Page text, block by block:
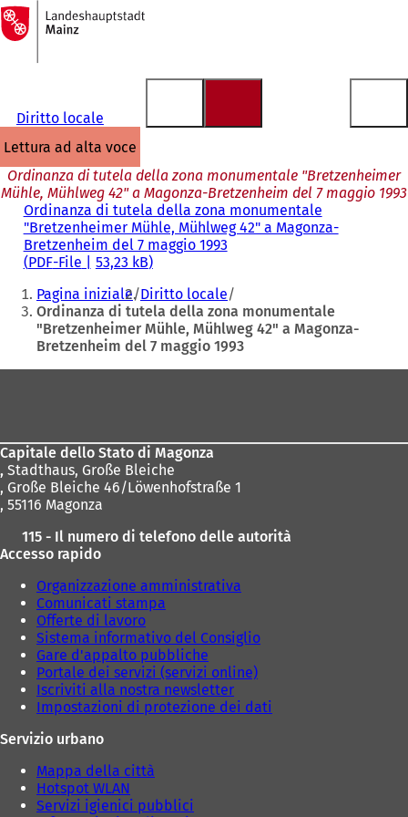
Vai al contenuto
Alla
pagina
iniziale
Diritto locale
lettura ad alta voce
Ordinanza di tutela della zona monumentale "Bretzenheimer
Mühle, Mühlweg 42" a Magonza-Bretzenheim del 7 maggio 1993
Ordinanza di tutela della zona monumentale
"Bretzenheimer Mühle, Mühlweg 42" a Magonza-
Bretzenheim del 7 maggio 1993
PDF-File 53,23 kB
Siete
qui:
Pagina iniziale Diritto locale
Ordinanza di tutela della zona monumentale
"Bretzenheimer Mühle, Mühlweg 42" a Magonza-
Bretzenheim del 7 maggio 1993
Capitale dello Stato di Magonza
, Stadthaus, Große Bleiche
, Große Bleiche 46/Löwenhofstraße 1
, 55116 Magonza
115 - Il numero di telefono delle autorità
Accesso rapido
Organizzazione amministrativa
Comunicati stampa
Offerte di lavoro
Sistema informativo del Consiglio
Gare d'appalto pubbliche
Portale dei servizi (servizi online)
Iscriviti alla nostra newsletter
Impostazioni di protezione dei dati
Servizio urbano
Mappa della città
Hotspot WLAN
Servizi igienici pubblici